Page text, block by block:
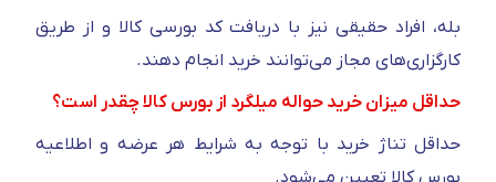
بله، افراد حقیقی نیز با دریافت کد بورسی کالا و از طریق
کارگزاری‌های مجاز می‌توانند خرید انجام دهند.
حداقل میزان خرید حواله میلگرد از بورس کالا چقدر است؟
حداقل تناژ خرید با توجه به شرایط هر عرضه و اطلاعیه